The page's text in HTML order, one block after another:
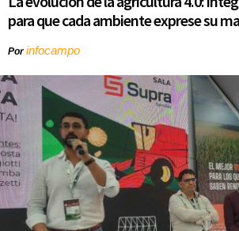
para que cada ambiente exprese su
Porinfocampo